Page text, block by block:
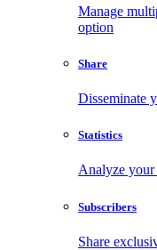
Manage
option
Share
Disseminate
Statistics
Analyze your
Subscribers
Share